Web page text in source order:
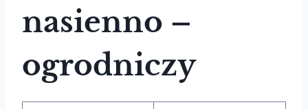
nasienno –
ogrodniczy